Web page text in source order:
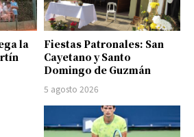
la
Fiestas Patronales: San
Cayetano y Santo
Domingo de Guzmán
5 agosto 2026